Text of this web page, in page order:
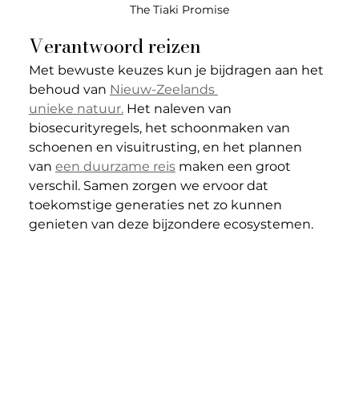
The Tiaki Promise
Verantwoord reizen
Met bewuste keuzes kun je bijdragen aan het
behoud van Nieuw-Zeelands
unieke natuur. Het naleven van
biosecurityregels, het schoonmaken van
schoenen en visuitrusting, en het plannen
van een duurzame reis maken een groot
verschil. Samen zorgen we ervoor dat
toekomstige generaties net zo kunnen
genieten van deze bijzondere ecosystemen.